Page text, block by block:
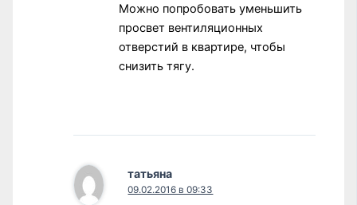
Можно попробовать уменьшить
просвет вентиляционных
отверстий в квартире, чтобы
снизить тягу.
татьяна
09.02.2016 в 09:33